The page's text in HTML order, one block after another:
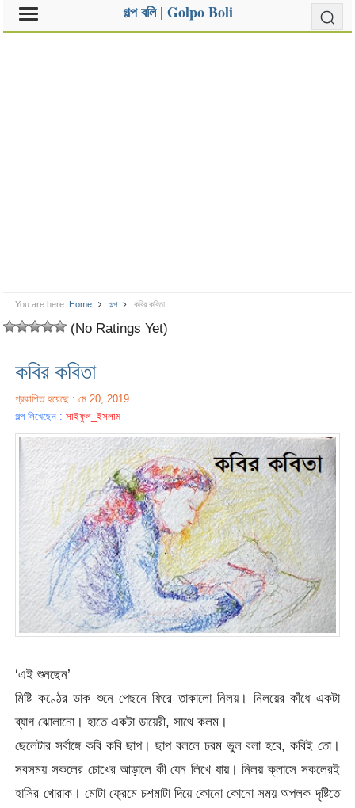
গল্প বলি | Golpo Boli
You are here: Home গল্প কবির কবিতা
(No Ratings Yet)
কবির কবিতা
প্রকাশিত হয়েছে : মে 20, 2019
গল্প লিখেছেন :সাইফুল_ইসলাম
‘এই শুনছেন’
মিষ্টি কণ্ঠের ডাক শুনে পেছনে ফিরে তাকালো নিলয়। নিলয়ের কাঁধে একটা
ব্যাগ ঝোলানো। হাতে একটা ডায়েরী, সাথে কলম।
ছেলেটার সর্বাঙ্গে কবি কবি ছাপ। ছাপ বললে চরম ভুল বলা হবে, কবিই তো।
সবসময় সকলের চোখের আড়ালে কী যেন লিখে যায়। নিলয় ক্লাসে সকলেরই
হাসির খোরাক। মোটা ফ্রেমে চশমাটা দিয়ে কোনো কোনো সময় অপলক দৃষ্টিতে